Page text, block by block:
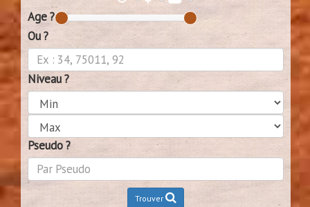
Age ?
Ou ?
Niveau ?
Pseudo ?
Trouver